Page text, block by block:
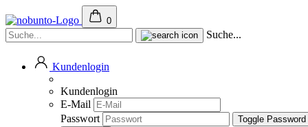
0
Suche...
Kundenlogin
Kundenlogin
E-Mail
Passwort
Toggle